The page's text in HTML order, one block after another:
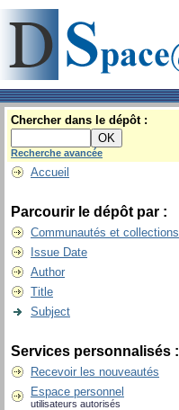
Chercher dans le dépôt :
Recherche avancée
Accueil
Parcourir le dépôt par :
Communautés et collections
Issue Date
Author
Title
Subject
Services personnalisés :
Recevoir les nouveautés
Espace personnel
utilisateurs autorisés